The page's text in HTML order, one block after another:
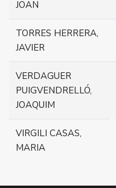
JOAN
TORRES HERRERA,
JAVIER
VERDAGUER
PUIGVENDRELLÓ,
JOAQUIM
VIRGILI CASAS,
MARIA